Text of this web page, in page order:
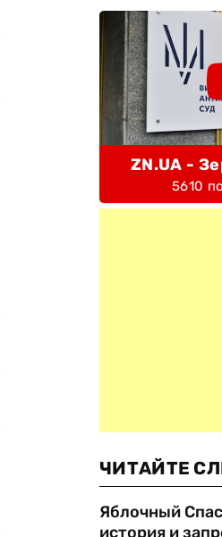
ZN.UA -
5610
ЧИТАЙТЕ
Яблочный
история и